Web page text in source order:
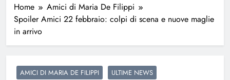
Home
Amici di Maria De Filippi
Spoiler Amici 22 febbraio: colpi di scena e nuove maglie
in arrivo
AMICI DI MARIA DE FILIPPI ULTIME NEWS